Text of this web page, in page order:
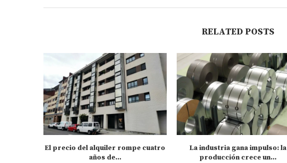
RELATED POSTS
El precio del alquiler rompe cuatro
años de...
La industria gana impulso: la
producción crece un...